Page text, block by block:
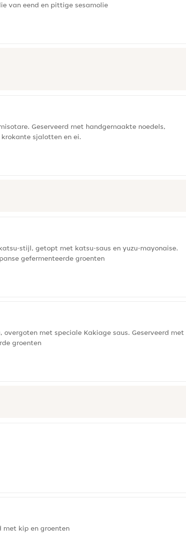
van eend en pittige sesamolie
Geserveerd met handgemaakte noedels,
sjalotten en ei.
stijl, getopt met katsu-saus en yuzu-mayonaise.
gefermenteerde groenten
met speciale Kakiage saus. Geserveerd met
groenten
met kip en groenten